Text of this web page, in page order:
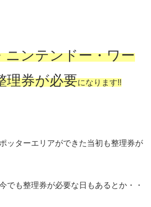
ニンテンドー・ワー
理券が必要になります!!
ッターエリアができた当初も整理券が
でも整理券が必要な日もあるとか・・